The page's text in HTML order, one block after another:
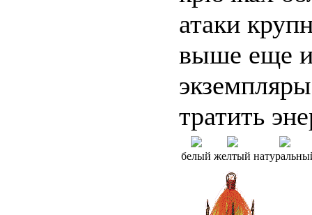
атаки
выше еще и
тратить
белый желтый